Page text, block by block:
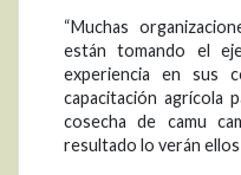
“Muchas
están tomando el
experiencia en sus
capacitación agrícola
cosecha de camu
resultado lo verán ellos